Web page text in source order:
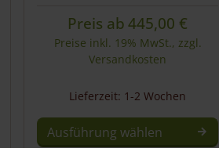
Preis ab445,00 €
Preise inkl. 19% MwSt., zzgl.
Versandkosten
Lieferzeit: 1-2 Wochen
Ausführung wählen